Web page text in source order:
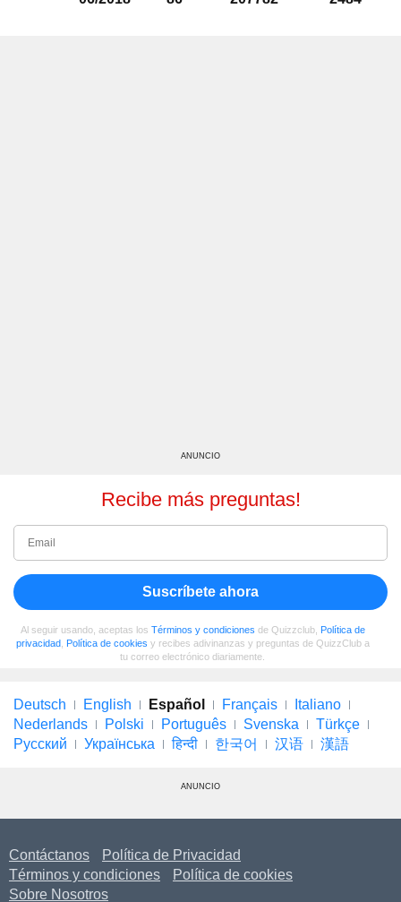
ANUNCIO
Recibe más preguntas!
Suscríbete ahora
Al seguir usando, aceptas los Términos y condiciones de Quizzclub, Política de
privacidad, Política de cookies y recibes adivinanzas y preguntas de QuizzClub a
tu correo electrónico diariamente.
Deutsch English Español Français
Italiano
Nederlands
Polski Português Svenska
Türkçe
Русский
Українська हिन्दी 한국어 汉语 漢語
ANUNCIO
Contáctanos
Política de Privacidad
Términos y condiciones
Política de cookies
Sobre Nosotros